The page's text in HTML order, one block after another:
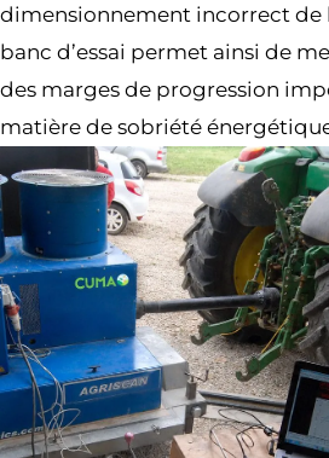
dimensionnement incorrect de
banc d’essai permet ainsi de
des marges de progression
matière de sobriété